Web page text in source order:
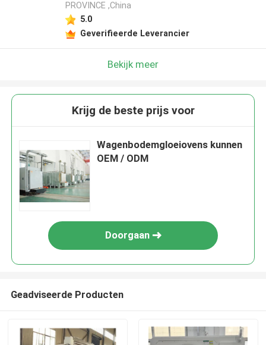
PROVINCE ,China
5.0
Geverifieerde Leverancier
Bekijk meer
Krijg de beste prijs voor
Wagenbodemgloeiovens kunnen
OEM / ODM
Doorgaan
Geadviseerde Producten